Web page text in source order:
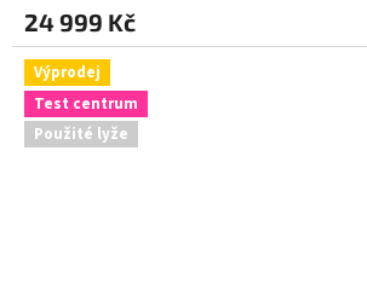
24 999 Kč
Výprodej
Test centrum
Použité lyže